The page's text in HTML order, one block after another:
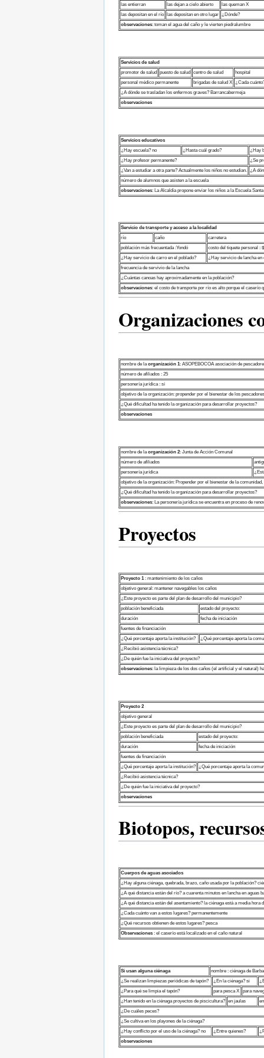
las entierran las dejan a cielo abierto
las queman X
las depositan en el río
las depositan en otro lugar ¿Dónde?
observaciones: toman el agua del caño y le vierten piedralumbre
Servicios de salud
promotor de salud
puesto de salud centro de salud
hospital
personal médico permanente
brigadas de salud X
¿Cada
¿A dónde se trasladan los enfermos graves? Barrancabermeja
observaciones
Servicios educativos
¿Hay escuela? no
¿Hasta cuál grado?
¿Hay
¿Hay profesor permanente?
¿Se
¿Van a estudiar a otra parte? Actualmente los niños no estudian.
¿A
número de alumnos que asisten a la escuela
observaciones: La Alcaldía propone enviar los niños a la Escuela
Servicio de transporte y acceso a la localidad
río
caño
carretera
población más frecuentada :Yondó
costo del tiquete personal :
¿Hay servicio de carro en el poblado?
¿Hay servicio de lancha en
frecuencia de servivio de la lancha
¿Cuántas canoas hay aproximadamente en la población?
observaciones: el costo de transporte por río es alto porque el caserío
Organizaciones
nombre de laorganización 1: ASOPEBOCOA asociación de
número de afiliados : 25
personería jurídica : sí
objetivo de la organización: propender por el bienestar de los
¿Qué dificultad ha tenido la organización para desarrollar proyectos?
observaciones
nombre de laorganización 2: Junta de Acción Comunal
número de afiliados
personería jurídica
objetivo de la organización: Propender por el bienestar de la
¿Qué dificultad ha tenido la organización para desarrollar proyectos?
observaciones: La personería jurídica se encuentra en proceso de
Proyectos
Proyecto 1: mantenimiento de los caños
objetivo general: mantener navegables los caños
¿Este proyecto es parte del plan de desarrollo del municipio?
población beneficiada
estado del proyecto:
duración
fecha de iniciación
fuentes de financiación
¿Qué porcentaje aporta la institución?
¿Qué porcentaje aporta la
¿Recibió asistencia técnica?
¿De quién fue la iniciativa del proyecto?
observaciones: la limpieza de los dos caños (el artificial y el natural)
Proyecto 2
objetivo general
¿Este proyecto es parte del plan de desarrollo del municipio?
población beneficiada
estado del proyecto:
duración
fecha de iniciación
fuentes de financiación
¿Qué porcentaje aporta la institución? ¿Qué porcentaje aporta la
¿Recibió asistencia técnica?
¿De quién fue la iniciativa del proyecto?
observaciones
Biotopos,
Cuerpos de aguas asociados
¿Hay alguna ciénaga, quebrada, brazo, caño usada por la población?
¿A qué distancia están del río? a cuarenta minutos en lancha en aguas
¿A qué distancia están del asentamiento? la ciénaga está a media hora
¿Cada cuánto van a estos lugares? permanentemente
¿Qué recursos obtienen de estos lugares? pesca
Observaciones : el caserío está localizado en el caño natural
Si usan alguna ciénaga
nombre : ciénaga de
¿Se realizan limpiezas periódicas de tapón?
¿En la ciénaga? si
¿Para qué se limpia el tapón?
para pesca X
para
¿Han tenido en la ciénaga proyectos de piscicultura? en jaulas
¿De cuáles peces?
¿Se cultiva en los playones de la ciénaga?
¿Hay conflicto por el uso de la ciénaga? no
¿Entre quienes?
observaciones